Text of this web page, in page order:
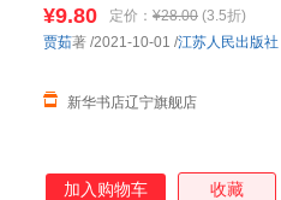
¥9.80 定价： ¥28.00 (3.5折)
新华书店辽宁旗舰店
贾茹著 /2021-10-01 /江苏人民出版社
加入购物车 收藏